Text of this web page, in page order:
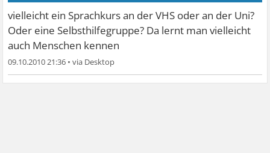
vielleicht ein Sprachkurs an der VHS oder an der Uni?
Oder eine Selbsthilfegruppe? Da lernt man vielleicht
auch Menschen kennen
09.10.2010 21:36 •